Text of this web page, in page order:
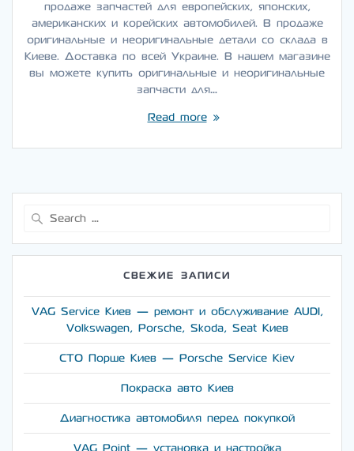
продаже запчастей для европейских, японских,
американских и корейских автомобилей. В продаже
оригинальные и неоригинальные детали со склада в
Киеве. Доставка по всей Украине. В нашем магазине
вы можете купить оригинальные и неоригинальные
запчасти для…
Read more
СВЕЖИЕ ЗАПИСИ
VAG Service Киев — ремонт и обслуживание AUDI,
Volkswagen, Porsche, Skoda, Seat Киев
СТО Порше Киев — Porsche Service Kiev
Покраска авто Киев
Диагностика автомобиля перед покупкой
VAG Point — установка и настройка